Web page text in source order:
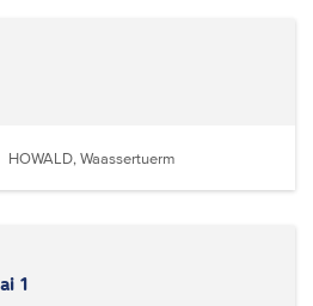
HOWALD, Waassertuerm
1